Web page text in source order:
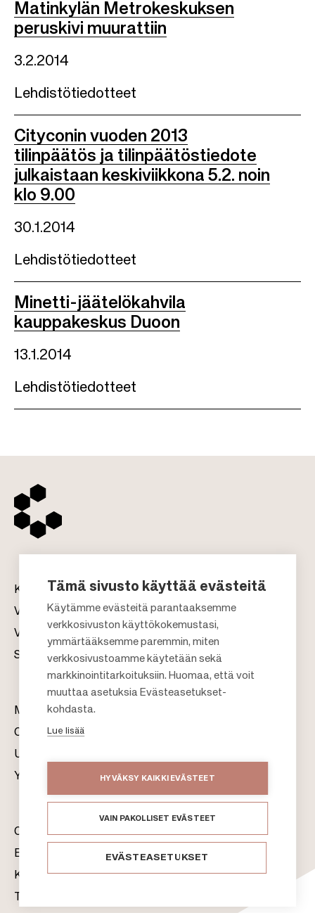
Matinkylän Metrokeskuksen
peruskivi muurattiin
3.2.2014
Lehdistötiedotteet
Cityconin vuoden 2013
tilinpäätös ja tilinpäätöstiedote
julkaistaan keskiviikkona 5.2. noin
klo 9.00
30.1.2014
Lehdistötiedotteet
Minetti-jäätelökahvila
kauppakeskus Duoon
13.1.2014
Lehdistötiedotteet
o
t
Kauppakeskukset
Vuokraus
Vastuullisuus
Sijoittajat
Meistä
Citylife
Uutishuone
Yhteystiedot
Citycon Oyj
Evästeet
Käyttöehdot
Tämä sivusto käyttää evästeitä
Käytämme evästeitä parantaaksemme
verkkosivuston käyttökokemustasi,
ymmärtääksemme paremmin, miten
verkkosivustoamme käytetään sekä
markkinointitarkoituksiin. Huomaa, että voit
muuttaa asetuksia Evästeasetukset-
kohdasta.
Lue lisää
HYVÄKSY KAIKKI EVÄSTEET
VAIN PAKOLLISET EVÄSTEET
EVÄSTEASETUKSET